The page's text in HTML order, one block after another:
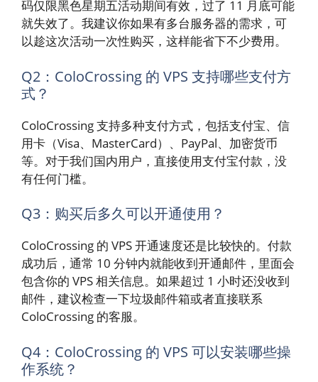
码仅限黑色星期五活动期间有效，过了 11 月底可能
就失效了。我建议你如果有多台服务器的需求，可
以趁这次活动一次性购买，这样能省下不少费用。
Q2：ColoCrossing 的 VPS 支持哪些支付方
式？
ColoCrossing 支持多种支付方式，包括支付宝、信
用卡（Visa、MasterCard）、PayPal、加密货币
等。对于我们国内用户，直接使用支付宝付款，没
有任何门槛。
Q3：购买后多久可以开通使用？
ColoCrossing 的 VPS 开通速度还是比较快的。付款
成功后，通常 10 分钟内就能收到开通邮件，里面会
包含你的 VPS 相关信息。如果超过 1 小时还没收到
邮件，建议检查一下垃圾邮件箱或者直接联系
ColoCrossing 的客服。
Q4：ColoCrossing 的 VPS 可以安装哪些操
作系统？